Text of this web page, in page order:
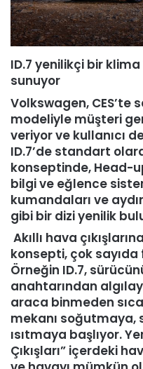
ID.7 yenilikçi bir
sunuyor
Volkswagen, CES’te
modeliyle müşteri
veriyor ve kullanıcı
ID.7’de standart
konseptinde, Head-
bilgi ve eğlence
kumandaları ve
gibi bir dizi yenilik
Akıllı hava
konsepti, çok
Örneğin ID.7,
anahtarından
araca binmeden
mekanı soğutmaya,
ısıtmaya başlıyor.
Çıkışları” içerdeki